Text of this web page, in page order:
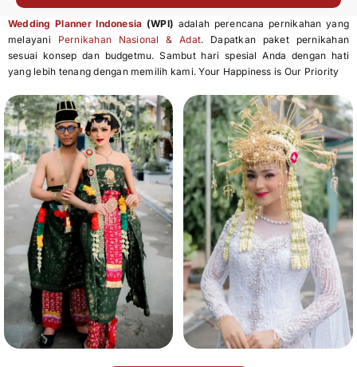
Wedding Planner Indonesia (WPI) adalah perencana pernikahan yang
melayani Pernikahan Nasional & Adat. Dapatkan paket pernikahan
sesuai konsep dan budgetmu. Sambut hari spesial Anda dengan hati
yang lebih tenang dengan memilih kami. Your Happiness is Our Priority